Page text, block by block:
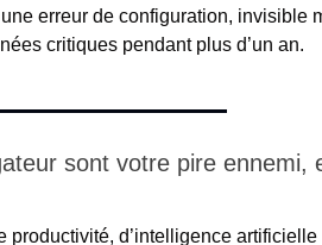
erreur de configuration, invisible
critiques pendant plus d’un an.
sont votre pire ennemi,
productivité, d’intelligence artificielle